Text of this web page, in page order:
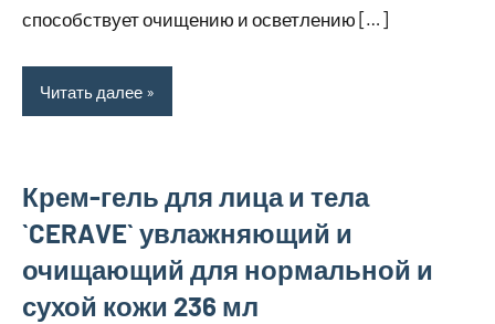
способствует очищению и осветлению […]
Читать далее
Крем-гель для лица и тела
`CERAVE` увлажняющий и
очищающий для нормальной и
сухой кожи 236 мл